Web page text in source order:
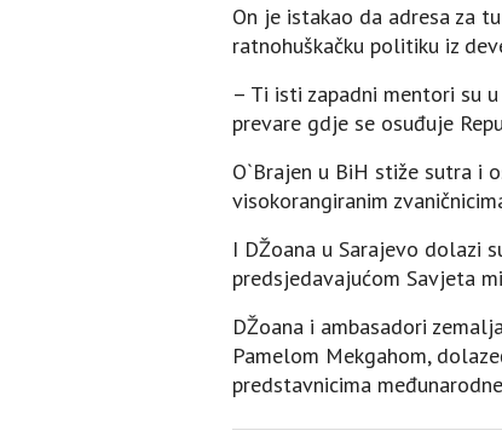
On je istakao da adresa za
ratnohuškačku politiku iz
– Ti isti zapadni mentori su
prevare gdje se osuđuje
O`Brajen u BiH stiže sutra i
visokorangiranim
I DŽoana u Sarajevo dolazi
predsjedavajućom Savjeta
DŽoana i ambasadori
Pamelom Mekgahom,
predstavnicima